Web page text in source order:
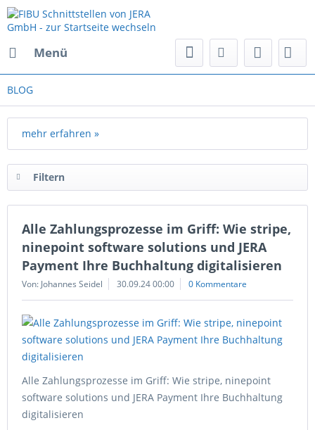
Menü
BLOG
mehr erfahren »
Filtern
Alle Zahlungsprozesse im Griff: Wie stripe,
ninepoint software solutions und JERA
Payment Ihre Buchhaltung digitalisieren
Von: Johannes Seidel 30.09.24 00:00 0 Kommentare
Alle Zahlungsprozesse im Griff: Wie stripe, ninepoint
software solutions und JERA Payment Ihre Buchhaltung
digitalisieren